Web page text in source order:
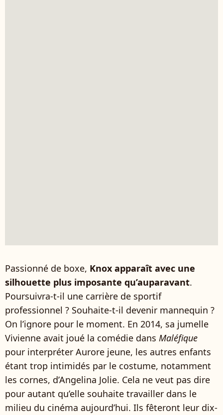
Passionné de boxe, Knox apparaît avec une
silhouette plus imposante qu’auparavant.
Poursuivra-t-il une carrière de sportif
professionnel ? Souhaite-t-il devenir mannequin ?
On l’ignore pour le moment. En 2014, sa jumelle
Vivienne avait joué la comédie dans Maléfique
pour interpréter Aurore jeune, les autres enfants
étant trop intimidés par le costume, notamment
les cornes, d’Angelina Jolie. Cela ne veut pas dire
pour autant qu’elle souhaite travailler dans le
milieu du cinéma aujourd’hui. Ils fêteront leur dix-